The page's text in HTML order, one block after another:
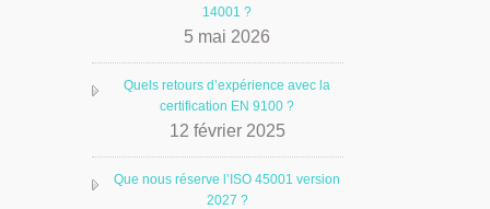
14001 ?
5 mai 2026
Quels retours d’expérience avec la
certification EN 9100 ?
12 février 2025
Que nous réserve l’ISO 45001 version
2027 ?